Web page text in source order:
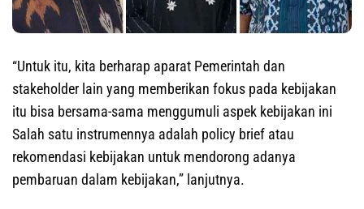
“Untuk itu, kita berharap aparat Pemerintah dan
stakeholder lain yang memberikan fokus pada kebijakan
itu bisa bersama-sama menggumuli aspek kebijakan ini
Salah satu instrumennya adalah policy brief atau
rekomendasi kebijakan untuk mendorong adanya
pembaruan dalam kebijakan,” lanjutnya.